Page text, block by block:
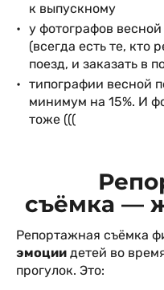
к выпускному
у фотографов
(всегда есть те, кто
поезд, и заказать в
типографии весной
минимум на 15%. И
тоже (((
съёмка —
Репортажная съёмка
эмоции детей во
прогулок. Это: